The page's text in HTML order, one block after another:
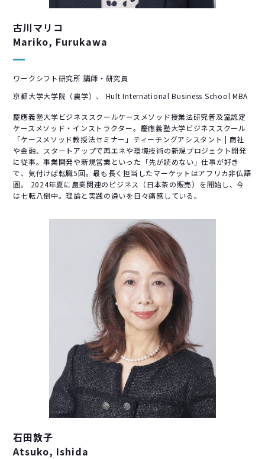
古川マリコ
Mariko, Furukawa
ワークシフト研究所 講師・研究員
京都大学大学院（農学）、 Hult International Business School MBA
慶應義塾大学ビジネススクールケースメソッド授業法研究普及室認定
ケースメソッド・インストラクター。慶應義塾大学ビジネススクール
「ケースメソッド教授法セミナー」ティーチングアシスタント | 商社
や金融、スタートアップで再エネや環境技術の新規プロジェクト開発
に従事。事業開発や新規営業といった「先が読めない」仕事が好き
で、気付けば転職5回。最も長く担当したマーケットはアフリカ非仏語
圏。 2024年夏に農業関連のビジネス（日本茶の販売）を開始し、今
は七転八倒中。理論と実践の違いを日々痛感している。
石田敦子
Atsuko, Ishida